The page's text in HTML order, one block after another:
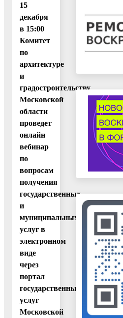
15
декабря
в 15:00
Комитет
по
архитектуре
и
градостроительству
Московской
области
проведет
онлайн
вебинар
по
вопросам
получения
государственных
и
муниципальных
услуг в
электронном
виде
через
портал
государственных
услуг
Московской